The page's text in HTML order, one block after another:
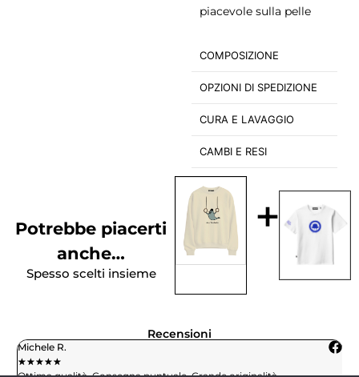
piacevole sulla pelle
COMPOSIZIONE
OPZIONI DI SPEDIZIONE
CURA E LAVAGGIO
CAMBI E RESI
Potrebbe piacerti
anche…
Spesso scelti insieme
+
Recensioni
Michele R.
★★★★★